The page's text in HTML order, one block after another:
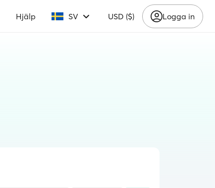
Hjälp SV USD ($) Logga in